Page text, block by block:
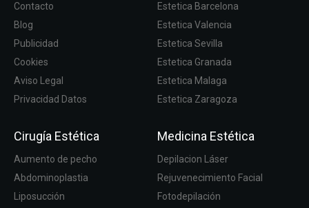
Contacto
Blog
Publicidad
Cookies
Aviso Legal
Privacidad Datos
Estetica Barcelona
Estetica Valencia
Estetica Sevilla
Estetica Granada
Estetica Malaga
Estetica Zaragoza
Cirugía Estética
Aumento de pecho
Abdominoplastia
Liposucción
Medicina Estética
Depilacion Láser
Rejuvenecimiento Facial
Fotodepilación